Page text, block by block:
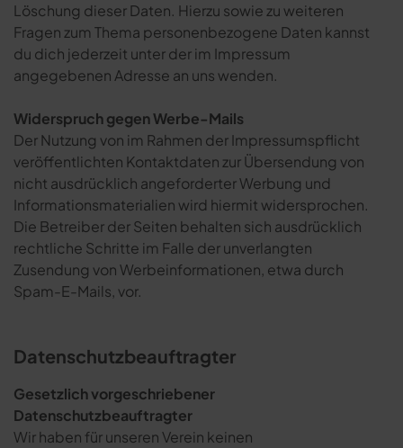
Löschung dieser Daten. Hierzu sowie zu weiteren
Fragen zum Thema personenbezogene Daten kannst
du dich jederzeit unter der im Impressum
angegebenen Adresse an uns wenden.
Widerspruch gegen Werbe-Mails
Der Nutzung von im Rahmen der Impressumspflicht
veröffentlichten Kontaktdaten zur Übersendung von
nicht ausdrücklich angeforderter Werbung und
Informationsmaterialien wird hiermit widersprochen.
Die Betreiber der Seiten behalten sich ausdrücklich
rechtliche Schritte im Falle der unverlangten
Zusendung von Werbeinformationen, etwa durch
Spam-E-Mails, vor.
Datenschutzbeauftragter
Gesetzlich vorgeschriebener
Datenschutzbeauftragter
Wir haben für unseren Verein keinen